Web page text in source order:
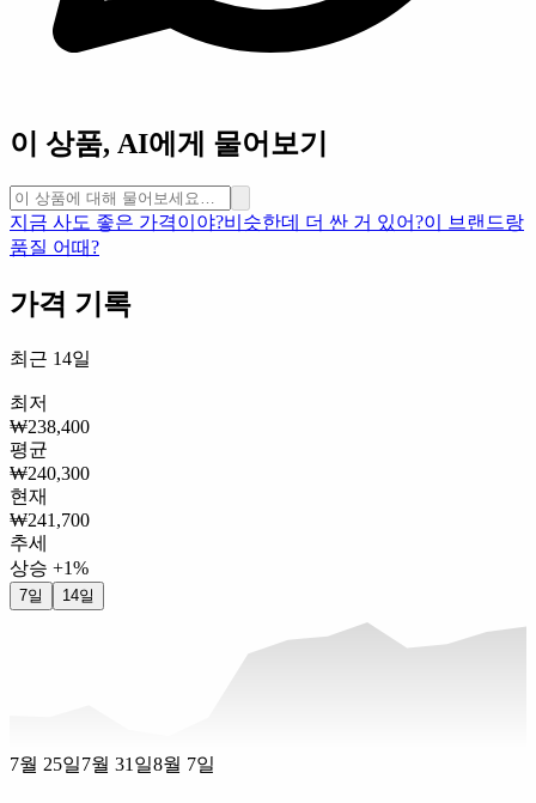
이 상품, AI에게 물어보기
지금 사도 좋은 가격이야?비슷한데 더 싼 거 있어?이 브랜드랑
품질 어때?
가격 기록
최근 14일
최저
₩238,400
평균
₩240,300
현재
₩241,700
추세
상승 +1%
7일 14일
7월 25일7월 31일8월 7일